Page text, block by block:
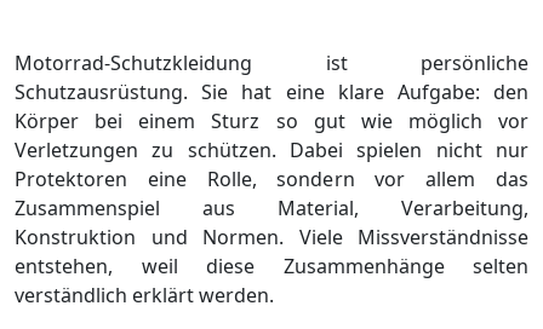
Motorrad-Schutzkleidung ist persönliche
Schutzausrüstung. Sie hat eine klare Aufgabe: den
Körper bei einem Sturz so gut wie möglich vor
Verletzungen zu schützen. Dabei spielen nicht nur
Protektoren eine Rolle, sondern vor allem das
Zusammenspiel aus Material, Verarbeitung,
Konstruktion und Normen. Viele Missverständnisse
entstehen, weil diese Zusammenhänge selten
verständlich erklärt werden.